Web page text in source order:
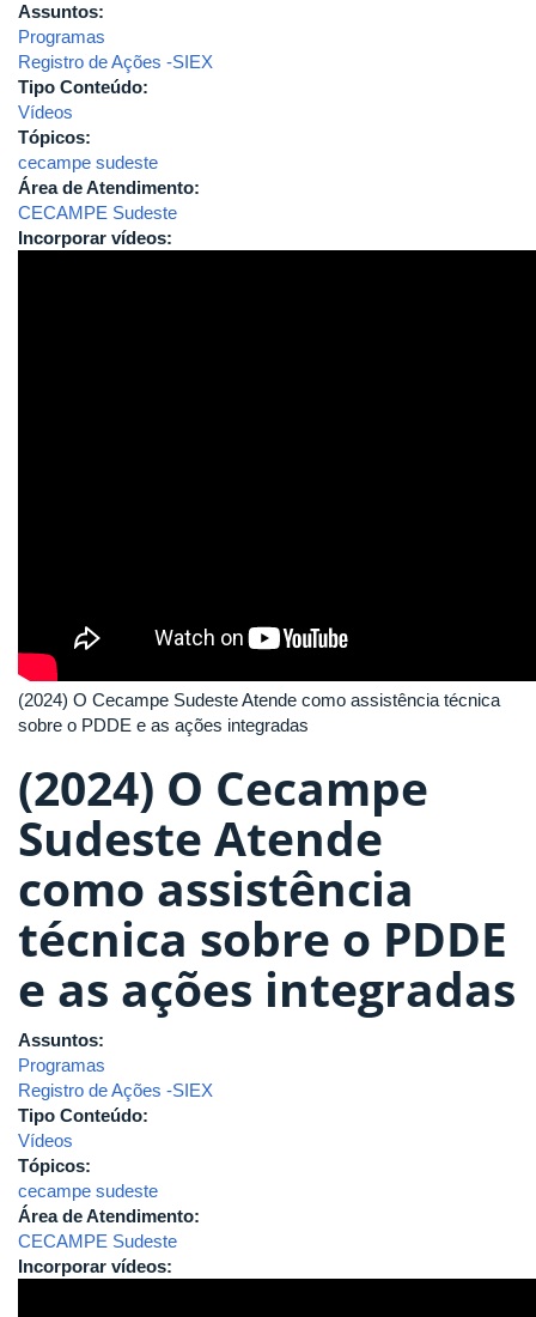
Assuntos:
Programas
Registro de Ações -SIEX
Tipo Conteúdo:
Vídeos
Tópicos:
cecampe sudeste
Área de Atendimento:
CECAMPE Sudeste
Incorporar vídeos:
(2024) O Cecampe Sudeste Atende como assistência técnica
sobre o PDDE e as ações integradas
(2024) O Cecampe
Sudeste Atende
como assistência
técnica sobre o PDDE
e as ações integradas
Assuntos:
Programas
Registro de Ações -SIEX
Tipo Conteúdo:
Vídeos
Tópicos:
cecampe sudeste
Área de Atendimento:
CECAMPE Sudeste
Incorporar vídeos: